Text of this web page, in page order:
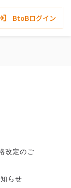
BtoBログイン
改定のご
らせ